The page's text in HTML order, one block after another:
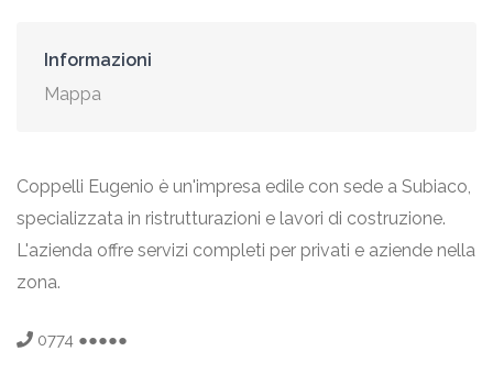
Informazioni
Mappa
Coppelli Eugenio è un'impresa edile con sede a Subiaco,
specializzata in ristrutturazioni e lavori di costruzione.
L'azienda offre servizi completi per privati e aziende nella
zona.
0774 ●●●●●